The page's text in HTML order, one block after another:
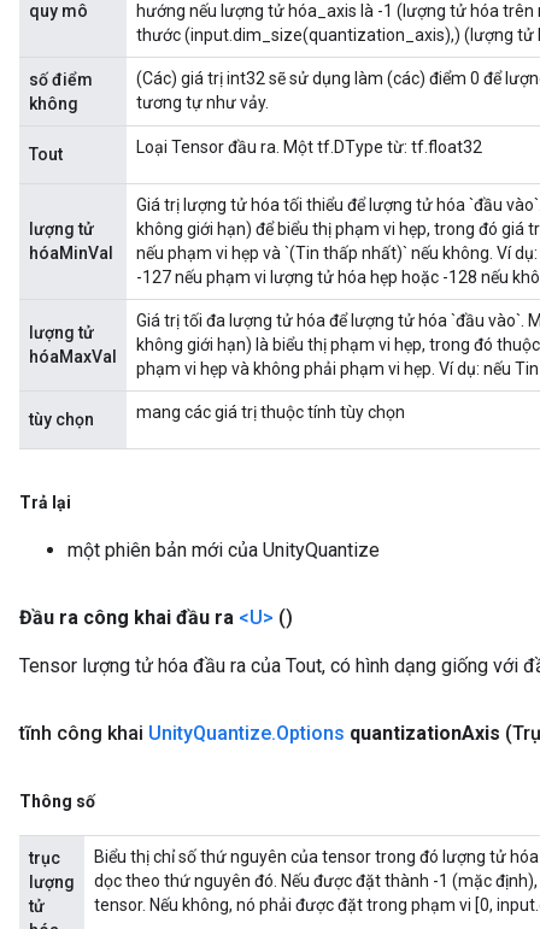
quy mô
hướng nếu lượng tử hóa_axis là -1 (lượng tử hóa
thước (input.dim_size(quantization_axis),) (lượng tử
số điểm
không
(Các) giá trị int32 sẽ sử dụng làm (các) điểm 0 để
tương tự như vảy.
Tout Loại Tensor đầu ra. Một tf.DType từ: tf.float32
lượng tử
hóaMinVal
Giá trị lượng tử hóa tối thiểu để lượng tử hóa `đầu
không giới hạn) để biểu thị phạm vi hẹp, trong đó giá
nếu phạm vi hẹp và `(Tin thấp nhất)` nếu không. Ví
-127 nếu phạm vi lượng tử hóa hẹp hoặc -128 nếu
lượng tử
hóaMaxVal
Giá trị tối đa lượng tử hóa để lượng tử hóa `đầu vào`.
không giới hạn) là biểu thị phạm vi hẹp, trong đó
phạm vi hẹp và không phải phạm vi hẹp. Ví dụ: nếu
tùy chọn mang các giá trị thuộc tính tùy chọn
Trả lại
một phiên bản mới của UnityQuantize
Đầu ra công khai đầu ra <U> ()
Tensor lượng tử hóa đầu ra của Tout, có hình dạng giống với
tĩnh công khai UnityQuantize.Options quantizationAxis
Thông số
trục
lượng
tử
Biểu thị chỉ số thứ nguyên của tensor trong đó lượng tử
dọc theo thứ nguyên đó. Nếu được đặt thành -1 (mặc
tensor. Nếu không, nó phải được đặt trong phạm vi [0,